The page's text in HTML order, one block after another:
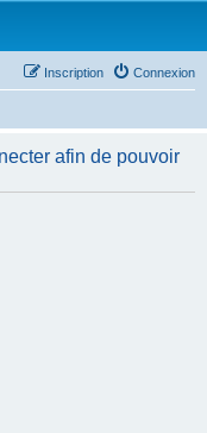
Connexion
Inscription
afin de pouvoir